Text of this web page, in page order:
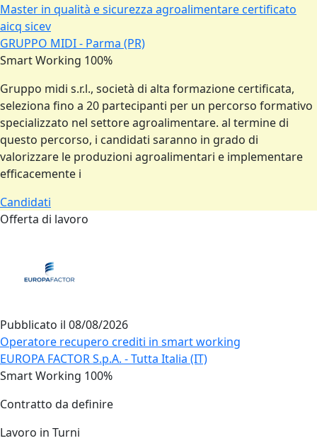
Master in qualità e sicurezza agroalimentare certificato
aicq sicev
GRUPPO MIDI - Parma (PR)
Smart Working 100%
Gruppo midi s.r.l., società di alta formazione certificata,
seleziona fino a 20 partecipanti per un percorso formativo
specializzato nel settore agroalimentare. al termine di
questo percorso, i candidati saranno in grado di
valorizzare le produzioni agroalimentari e implementare
efficacemente i
Candidati
Offerta di lavoro
Pubblicato il 08/08/2026
Operatore recupero crediti in smart working
EUROPA FACTOR S.p.A. - Tutta Italia (IT)
Smart Working 100%
Contratto da definire
Lavoro in Turni